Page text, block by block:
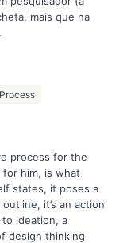
mais que na
process for the
for him, is what
states, it poses a
it’s an action
ideation, a
design thinking